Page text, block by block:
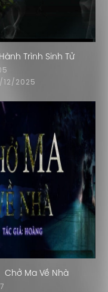
Hành Trình Sinh Tử
12/2025
Chở Ma Về Nhà